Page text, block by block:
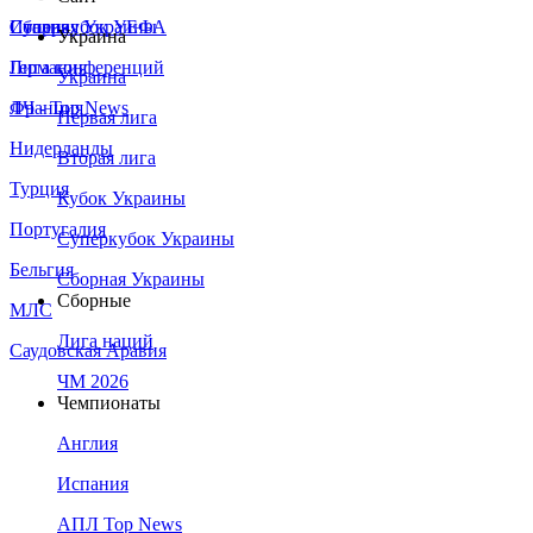
Сборная Украины
Италия
Германия
Франция
Нидерланды
Турция
Португалия
Бельгия
МЛС
Саудовская Аравия
Суперкубок УЕФА
Лига конференций
ЛЧ - Top News
Украина
Украина
Первая лига
Вторая лига
Кубок Украины
Суперкубок Украины
Сборная Украины
Сборные
Лига наций
ЧМ 2026
Чемпионаты
Англия
Испания
АПЛ Top News